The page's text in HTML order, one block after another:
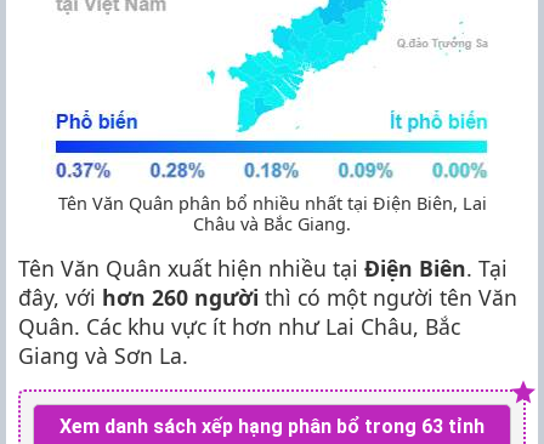
Tên Văn Quân phân bổ nhiều nhất tại Điện Biên, Lai
Châu và Bắc Giang.
Tên Văn Quân xuất hiện nhiều tại Điện Biên. Tại
đây, với hơn 260 người thì có một người tên Văn
Quân. Các khu vực ít hơn như Lai Châu, Bắc
Giang và Sơn La.
Xem danh sách xếp hạng phân bổ trong 63 tỉnh